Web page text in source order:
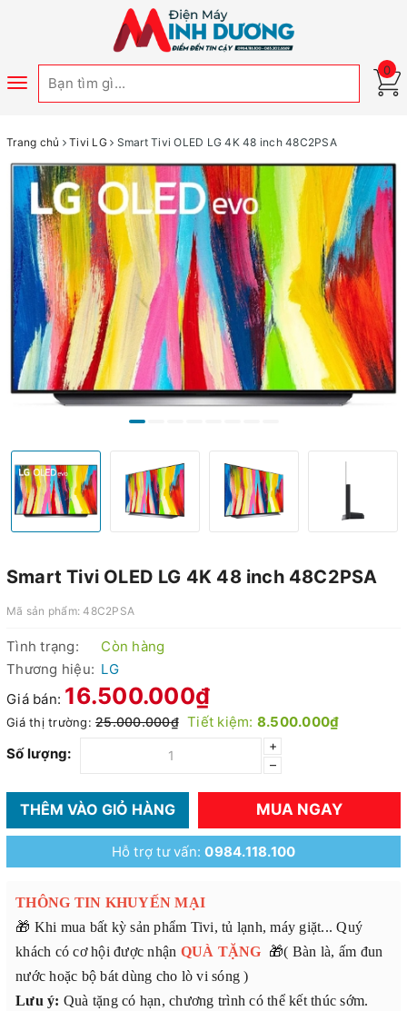
Toggle
0
Trang chủ Tivi LG Smart Tivi OLED LG 4K 48 inch 48C2PSA
Smart Tivi OLED LG 4K 48 inch 48C2PSA
Mã sản phẩm:48C2PSA
Tình trạng:
Còn hàng
Thương hiệu: LG
Giá bán: 16.500.000₫
Giá thị trường: 25.000.000₫ Tiết kiệm: 8.500.000₫
Số lượng:
+
–
THÊM VÀO GIỎ HÀNG MUA NGAY
Hỗ trợ tư vấn:0984.118.100
THÔNG TIN KHUYẾN MẠI
🎁 Khi mua bất kỳ sản phẩm Tivi, tủ lạnh, máy giặt... Quý
khách có cơ hội được nhận QUÀ TẶNG 🎁( Bàn là, ấm đun
nước hoặc bộ bát dùng cho lò vi sóng )
Lưu ý: Quà tặng có hạn, chương trình có thể kết thúc sớm.